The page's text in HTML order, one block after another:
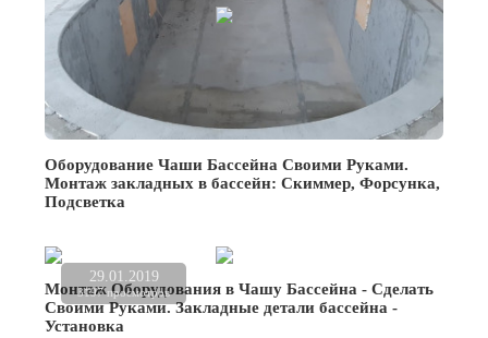
Оборудование Чаши Бассейна Своими Руками.
Монтаж закладных в бассейн: Скиммер, Форсунка,
Подсветка
29.01.2019
3197 просмотров
Монтаж Оборудования в Чашу Бассейна - Сделать
Своими Руками. Закладные детали бассейна -
Установка